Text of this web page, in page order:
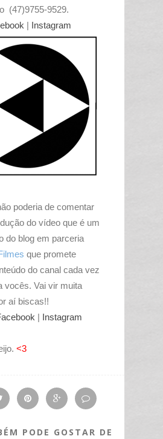
(47)9755-9529.
| Instagram
poderia de comentar
do vídeo que é um
do blog em parceria
que promete
do canal cada vez
vocês. Vai vir muita
aí biscas!!
| Instagram
<3
PODE GOSTAR DE